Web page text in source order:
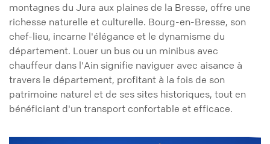
montagnes du Jura aux plaines de la Bresse, offre une
richesse naturelle et culturelle. Bourg-en-Bresse, son
chef-lieu, incarne l'élégance et le dynamisme du
département. Louer un bus ou un minibus avec
chauffeur dans l'Ain signifie naviguer avec aisance à
travers le département, profitant à la fois de son
patrimoine naturel et de ses sites historiques, tout en
bénéficiant d'un transport confortable et efficace.